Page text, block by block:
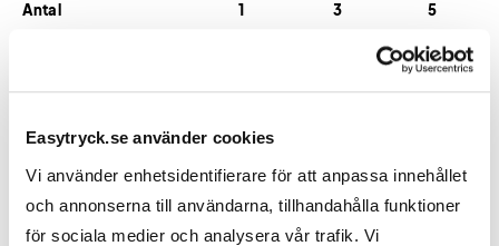
Easytryck.se använder cookies
Vi använder enhetsidentifierare för att anpassa innehållet
och annonserna till användarna, tillhandahålla funktioner
för sociala medier och analysera vår trafik. Vi
Antal 1 3 5
1 750,00 1 655,00
Designmetod
Ladda upp tryckoriginal 0,00 0,00 0,00
Hjälp från easytryck 0,00 0,00 0,00